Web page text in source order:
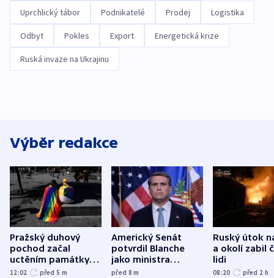
Uprchlický tábor Podnikatelé Prodej Logistika
Odbyt Pokles Export Energetická krize
Ruská invaze na Ukrajinu
Výběr redakce
Pražský duhový
pochod začal
uctěním památky
obětí berlínského
12:02 před 5 m
Americký Senát
potvrdil Blanche
jako ministra
spravedlnosti
před 8m
Ruský útok
a okolí zabil
lidi
08:20 před 2 h